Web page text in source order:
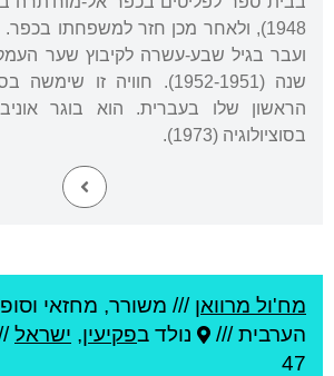
ועבר בגיל שבע-עשרה לקיבוץ שער
שנה (1952-1951). חוויה זו
הראשון שלו בעברית. הוא בוגר
בסוציולוגיה (1973).
מח'ול מרוואן /// משורר, מחזאי
הערבית ///
נולד בפקיעין, ישראל
47